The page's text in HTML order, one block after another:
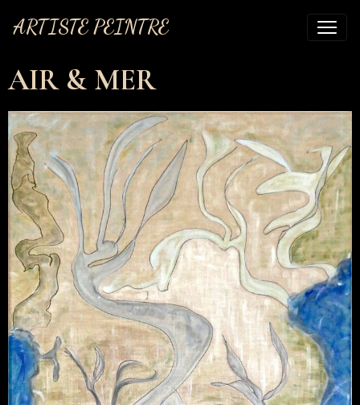
ARTISTE PEINTRE
AIR & MER